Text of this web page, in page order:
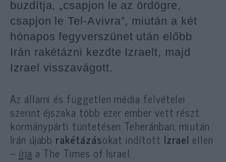
buzdítja, „csapjon le az ördögre,
csapjon le Tel-Avivra”, miután a két
hónapos fegyverszünet után előbb
Irán rakétázni kezdte Izraelt, majd
Izrael visszavágott.
Az állami és független média felvételei
szerint éjszaka több ezer ember vett részt
kormánypárti tüntetésen Teheránban, miután
Irán újabb rakétázásokat indított Izrael ellen
– írja a The Times of Israel.